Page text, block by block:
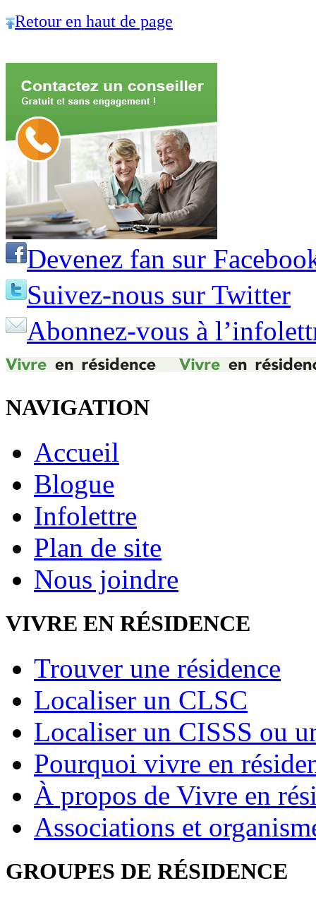
Retour en haut de page
Devenez fan sur
Suivez-nous sur Twitter
Abonnez-vous à
NAVIGATION
Accueil
Blogue
Infolettre
Plan de site
Nous joindre
VIVRE EN RÉSIDENCE
Trouver une résidence
Localiser un CLSC
Localiser un CISSS ou
Pourquoi vivre en
À propos de Vivre en
Associations et
GROUPES DE RÉSIDENCE